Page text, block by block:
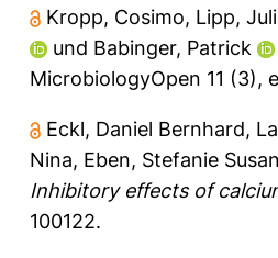
Kropp, Cosimo, Lipp,
und Babinger, Patrick
MicrobiologyOpen 11 (3),
Eckl, Daniel Bernhard,
Nina, Eben, Stefanie
Inhibitory effects of
100122.